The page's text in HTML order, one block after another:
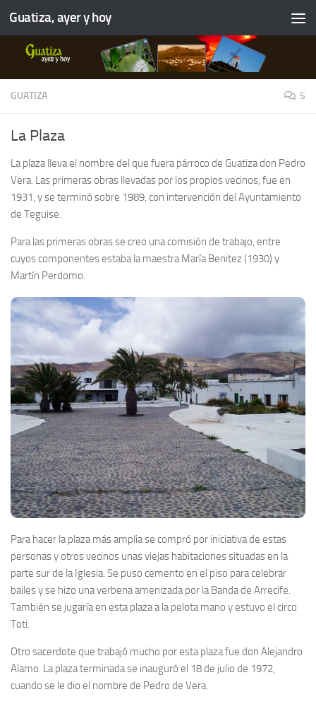
Guatiza, ayer y hoy
GUATIZA 5
La Plaza
La plaza lleva el nombre del que fuera párroco de Guatiza don Pedro
Vera. Las primeras obras llevadas por los propios vecinos, fue en
1931, y se terminó sobre 1989, con intervención del Ayuntamiento
de Teguise.
Para las primeras obras se creo una comisión de trabajo, entre
cuyos componentes estaba la maestra María Benitez (1930) y
Martín Perdomo.
Para hacer la plaza más amplia se compró por iniciativa de estas
personas y otros vecinos unas viejas habitaciones situadas en la
parte sur de la Iglesia. Se puso cemento en el piso para celebrar
bailes y se hizo una verbena amenizada por la Banda de Arrecife.
También se jugaría en esta plaza a la pelota mano y estuvo el circo
Toti.
Otro sacerdote que trabajó mucho por esta plaza fue don Alejandro
Alamo. La plaza terminada se inauguró el 18 de julio de 1972,
cuando se le dio el nombre de Pedro de Vera.